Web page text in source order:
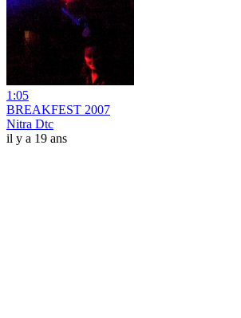
1:05
BREAKFEST 2007
Nitra Dtc
il y a 19 ans